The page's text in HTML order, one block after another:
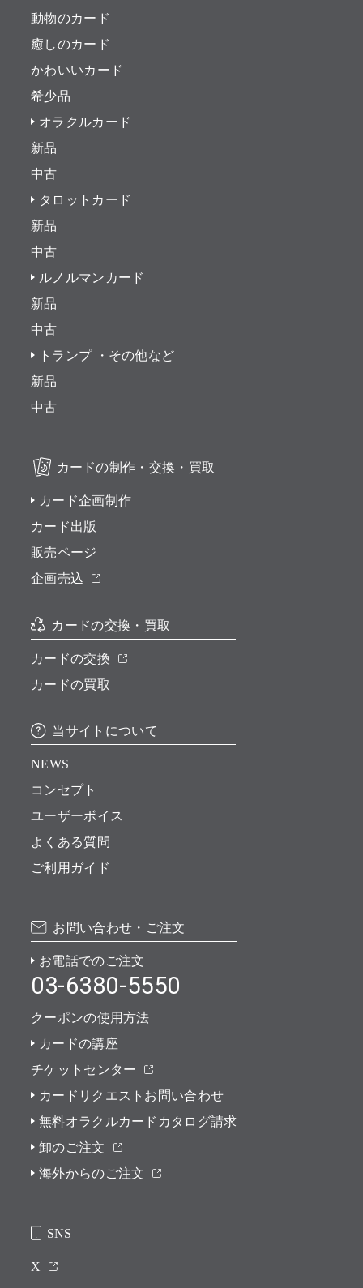
動物のカード
癒しのカード
かわいいカード
希少品
オラクルカード
新品
中古
タロットカード
新品
中古
ルノルマンカード
新品
中古
トランプ ・その他など
新品
中古
カードの制作・交換・買取
カード企画制作
カード出版
販売ページ
企画売込
カードの交換・買取
カードの交換
カードの買取
当サイトについて
NEWS
コンセプト
ユーザーボイス
よくある質問
ご利用ガイド
お問い合わせ・ご注文
お電話でのご注文
03-6380-5550
クーポンの使用方法
カードの講座
チケットセンター
カードリクエストお問い合わせ
無料オラクルカードカタログ請求
卸のご注文
海外からのご注文
SNS
X